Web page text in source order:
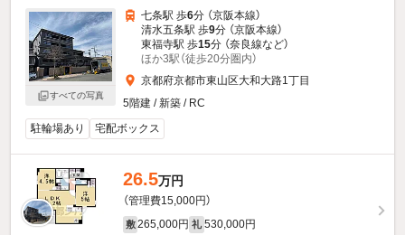
すべての写真
七条駅 歩6分 （京阪本線）
清水五条駅 歩9分 （京阪本線）
東福寺駅 歩15分 （奈良線など）
ほか3駅（徒歩20分圏内）
京都府京都市東山区大和大路1丁目
5階建 / 新築 / RC
駐輪場あり
宅配ボックス
26.5万円
（管理費15,000円）
敷 265,000円 礼 530,000円